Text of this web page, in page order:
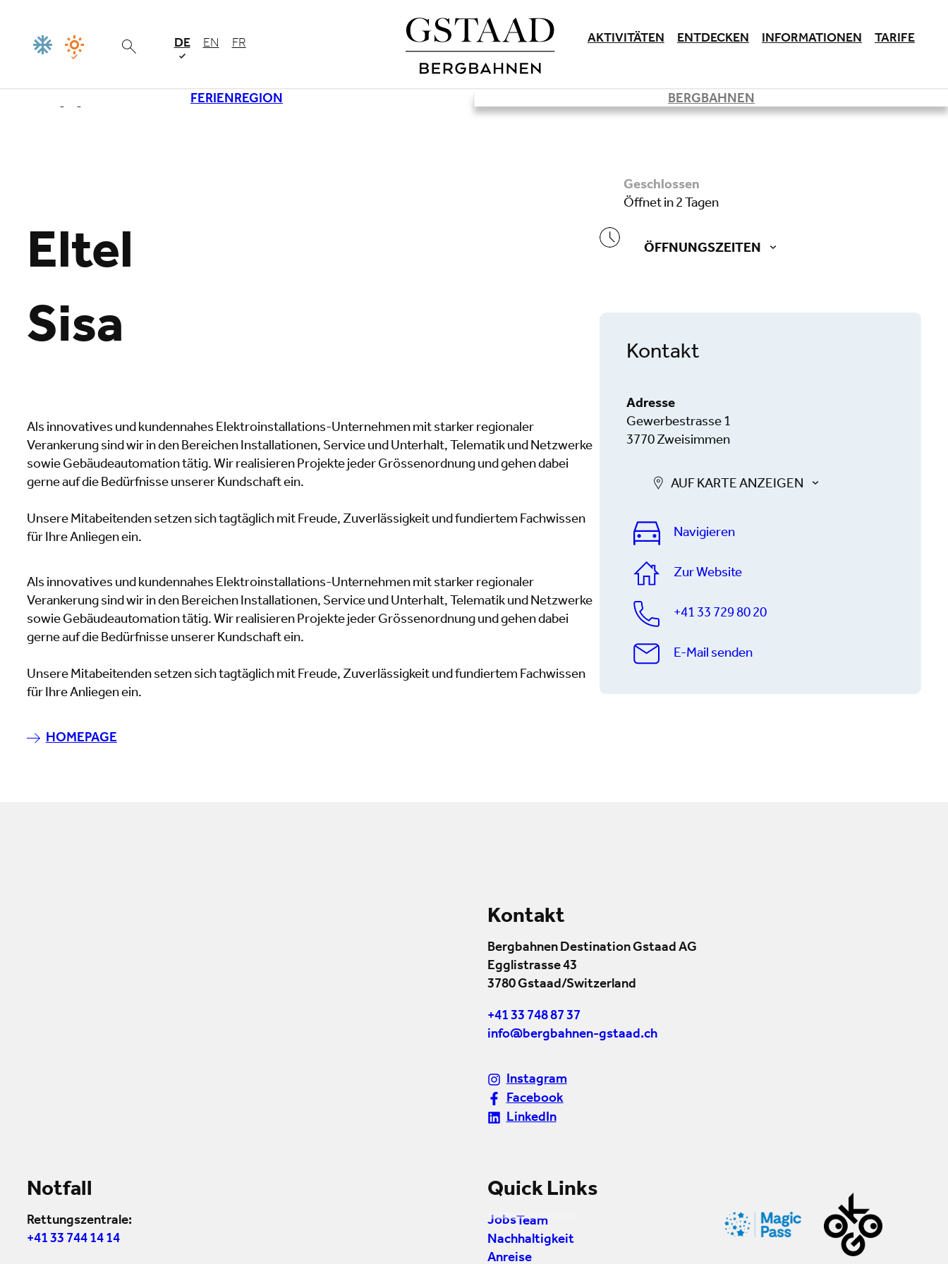
DE EN FR AKTIVITÄTEN ENTDECKEN INFORMATIONEN TARIFE
FERIENREGION BERGBAHNEN
Eltel
Sisa
Als innovatives und kundennahes Elektroinstallations-Unternehmen mit starker regionaler
Verankerung sind wir in den Bereichen Installationen, Service und Unterhalt, Telematik und Netzwerke
sowie Gebäudeautomation tätig. Wir realisieren Projekte jeder Grössenordnung und gehen dabei
gerne auf die Bedürfnisse unserer Kundschaft ein.
Unsere Mitabeitenden setzen sich tagtäglich mit Freude, Zuverlässigkeit und fundiertem Fachwissen
für Ihre Anliegen ein.
Als innovatives und kundennahes Elektroinstallations-Unternehmen mit starker regionaler
Verankerung sind wir in den Bereichen Installationen, Service und Unterhalt, Telematik und Netzwerke
sowie Gebäudeautomation tätig. Wir realisieren Projekte jeder Grössenordnung und gehen dabei
gerne auf die Bedürfnisse unserer Kundschaft ein.
Unsere Mitabeitenden setzen sich tagtäglich mit Freude, Zuverlässigkeit und fundiertem Fachwissen
für Ihre Anliegen ein.
HOMEPAGE
geschlossen
öffnet in 2 Tagen
ÖFFNUNGSZEITEN
Kontakt
Adresse
Gewerbestrasse 1
3770 Zweisimmen
AUF KARTE ANZEIGEN
Navigieren
Zur Website
+41 33 729 80 20
E-Mail senden
Kontakt
Bergbahnen Destination Gstaad AG
Egglistrasse 43
3780 Gstaad/Switzerland
+41 33 748 87 37
info@bergbahnen-gstaad.ch
Instagram
Facebook
LinkedIn
Notfall
Rettungszentrale:
+41 33 744 14 14
Quick Links
Jobs Team
Nachhaltigkeit
Anreise